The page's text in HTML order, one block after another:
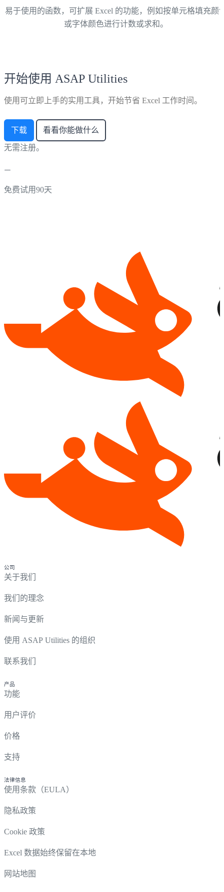
易于使用的函数，可扩展 Excel 的功能，例如按单元格填充颜
或字体颜色进行计数或求和。
开始使用 ASAP Utilities
使用可立即上手的实用工具，开始节省 Excel 工作时间。
下载 看看你能做什么
无需注册。
免费试用90天
公司
关于我们
我们的理念
新闻与更新
使用 ASAP Utilities 的组织
联系我们
产品
功能
用户评价
价格
支持
法律信息
使用条款（EULA）
隐私政策
Cookie 政策
Excel 数据始终保留在本地
网站地图